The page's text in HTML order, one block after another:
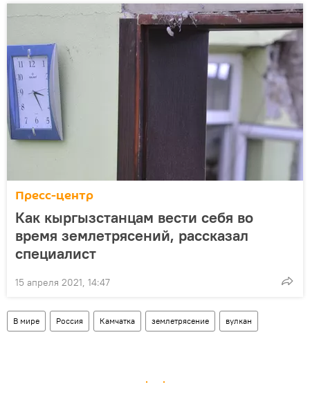
Пресс-центр
Как кыргызстанцам вести себя во
время землетрясений, рассказал
специалист
15 апреля 2021, 14:47
В мире Россия Камчатка землетрясение вулкан